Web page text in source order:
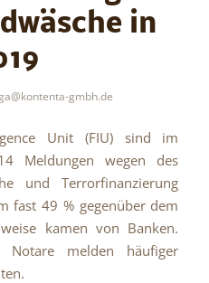
in
gmbh.de
Unit (FIU) sind im
Meldungen wegen des
und Terrorfinanzierung
fast 49 % gegenüber dem
kamen von Banken.
melden häufiger